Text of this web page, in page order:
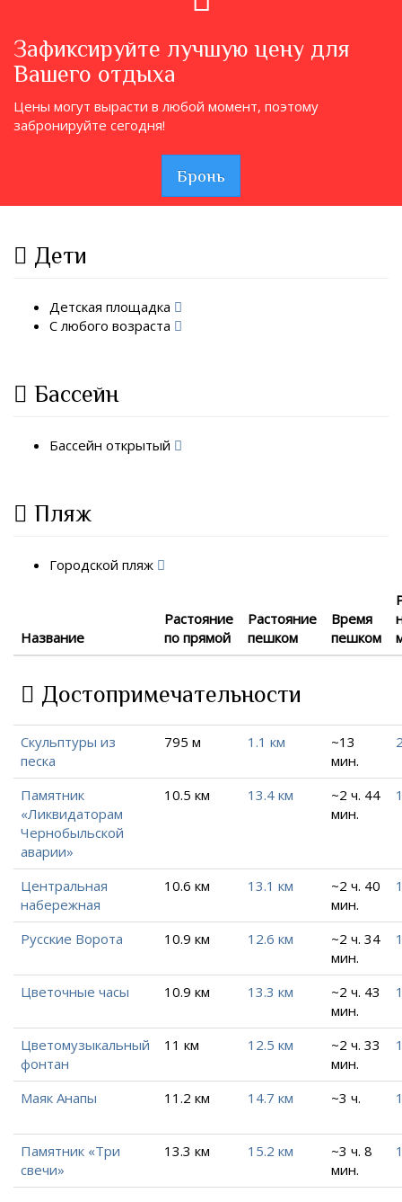
Зафиксируйте лучшую цену для
Вашего отдыха
Цены могут вырасти в любой момент, поэтому
забронируйте сегодня!
Бронь
Дети
Детская площадка
С любого возраста
Бассейн
Бассейн открытый
Пляж
Городской пляж
Название
Растояние
по прямой
Растояние
пешком
Время
пешком
Достопримечательности
Скульптуры из
песка
795 м 1.1 км
~13
мин.
Памятник
«Ликвидаторам
Чернобыльской
аварии»
10.5 км 13.4 км
~2 ч. 44
мин.
Центральная
набережная
10.6 км 13.1 км
~2 ч. 40
мин.
Русские Ворота 10.9 км 12.6 км
~2 ч. 34
мин.
Цветочные часы 10.9 км 13.3 км
~2 ч. 43
мин.
Цветомузыкальный
фонтан
11 км 12.5 км
~2 ч. 33
мин.
Маяк Анапы 11.2 км 14.7 км ~3 ч.
Памятник «Три
свечи»
13.3 км 15.2 км
~3 ч. 8
мин.